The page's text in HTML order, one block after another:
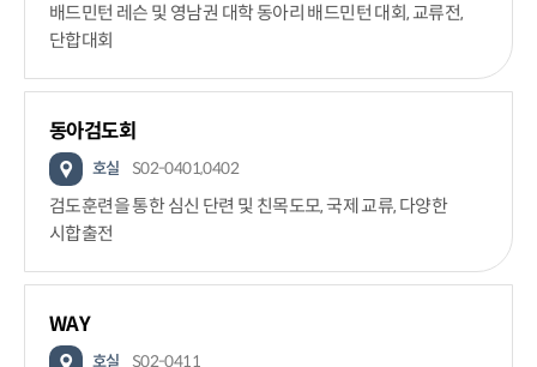
배드민턴 레슨 및 영남권 대학 동아리 배드민턴 대회, 교류전,
단합대회
동아검도회
호실 S02-0401,0402
검도훈련을 통한 심신 단련 및 친목도모, 국제 교류, 다양한
시합출전
WAY
호실 S02-0411